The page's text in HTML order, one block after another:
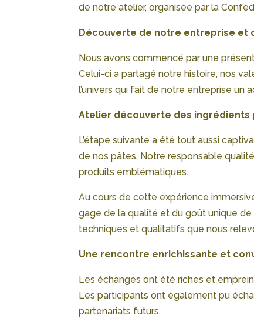
de notre atelier, organisée par la
Découverte de notre entreprise et
Nous avons commencé par une
Celui-ci a partagé notre histoire, nos
l’univers qui fait de notre entreprise un
Atelier découverte des ingrédients
L’étape suivante a été tout aussi
de nos pâtes. Notre responsable
produits emblématiques.
Au cours de cette expérience
gage de la qualité et du goût unique
techniques et qualitatifs que nous
Une rencontre enrichissante et
Les échanges ont été riches et
Les participants ont également pu
partenariats futurs.